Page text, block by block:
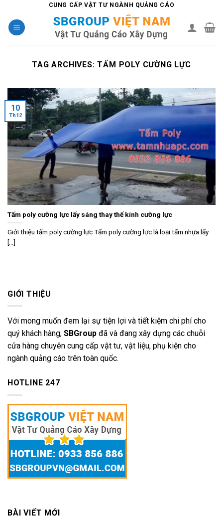
content
CUNG CẤP VẬT TƯ NGÀNH QUẢNG CÁO
TAG ARCHIVES:TẤM POLY CƯỜNG LỰC
GIỚI THIỆU
Với mong muốn đem lại sự tiện lợi và tiết kiệm chi phí cho
quý khách hàng, SBGroup đã và đang xây dựng các chuỗi
cửa hàng chuyên cung cấp vật tư, vật liệu, phụ kiện cho
ngành quảng cáo trên toàn quốc.
HOTLINE 247
BÀI VIẾT MỚI
Tấm poly cường lực lấy sáng thay thế kính cường lực
Giới thiệu tấm poly cường lực Tấm poly cường lực là loại tấm nhựa lấy
[...]
10
Th12